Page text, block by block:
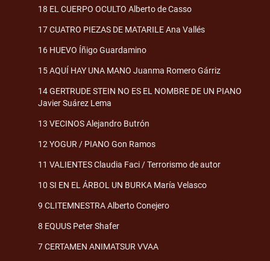
18 EL CUERPO OCULTO Alberto de Casso
17 CUATRO PIEZAS DE MATARILE Ana Vallés
16 HUEVO Íñigo Guardamino
15 AQUÍ HAY UNA MANO Juanma Romero Gárriz
14 GERTRUDE STEIN NO ES EL NOMBRE DE UN PIANO
Javier Suárez Lema
13 VECINOS Alejandro Butrón
12 YOGUR / PIANO Gon Ramos
11 VALIENTES Claudia Faci / Terrorismo de autor
10 SI EN EL ÁRBOL UN BURKA María Velasco
9 CLITEMNESTRA Alberto Conejero
8 EQUUS Peter Shafer
7 CERTAMEN ANIMATSUR VVAA